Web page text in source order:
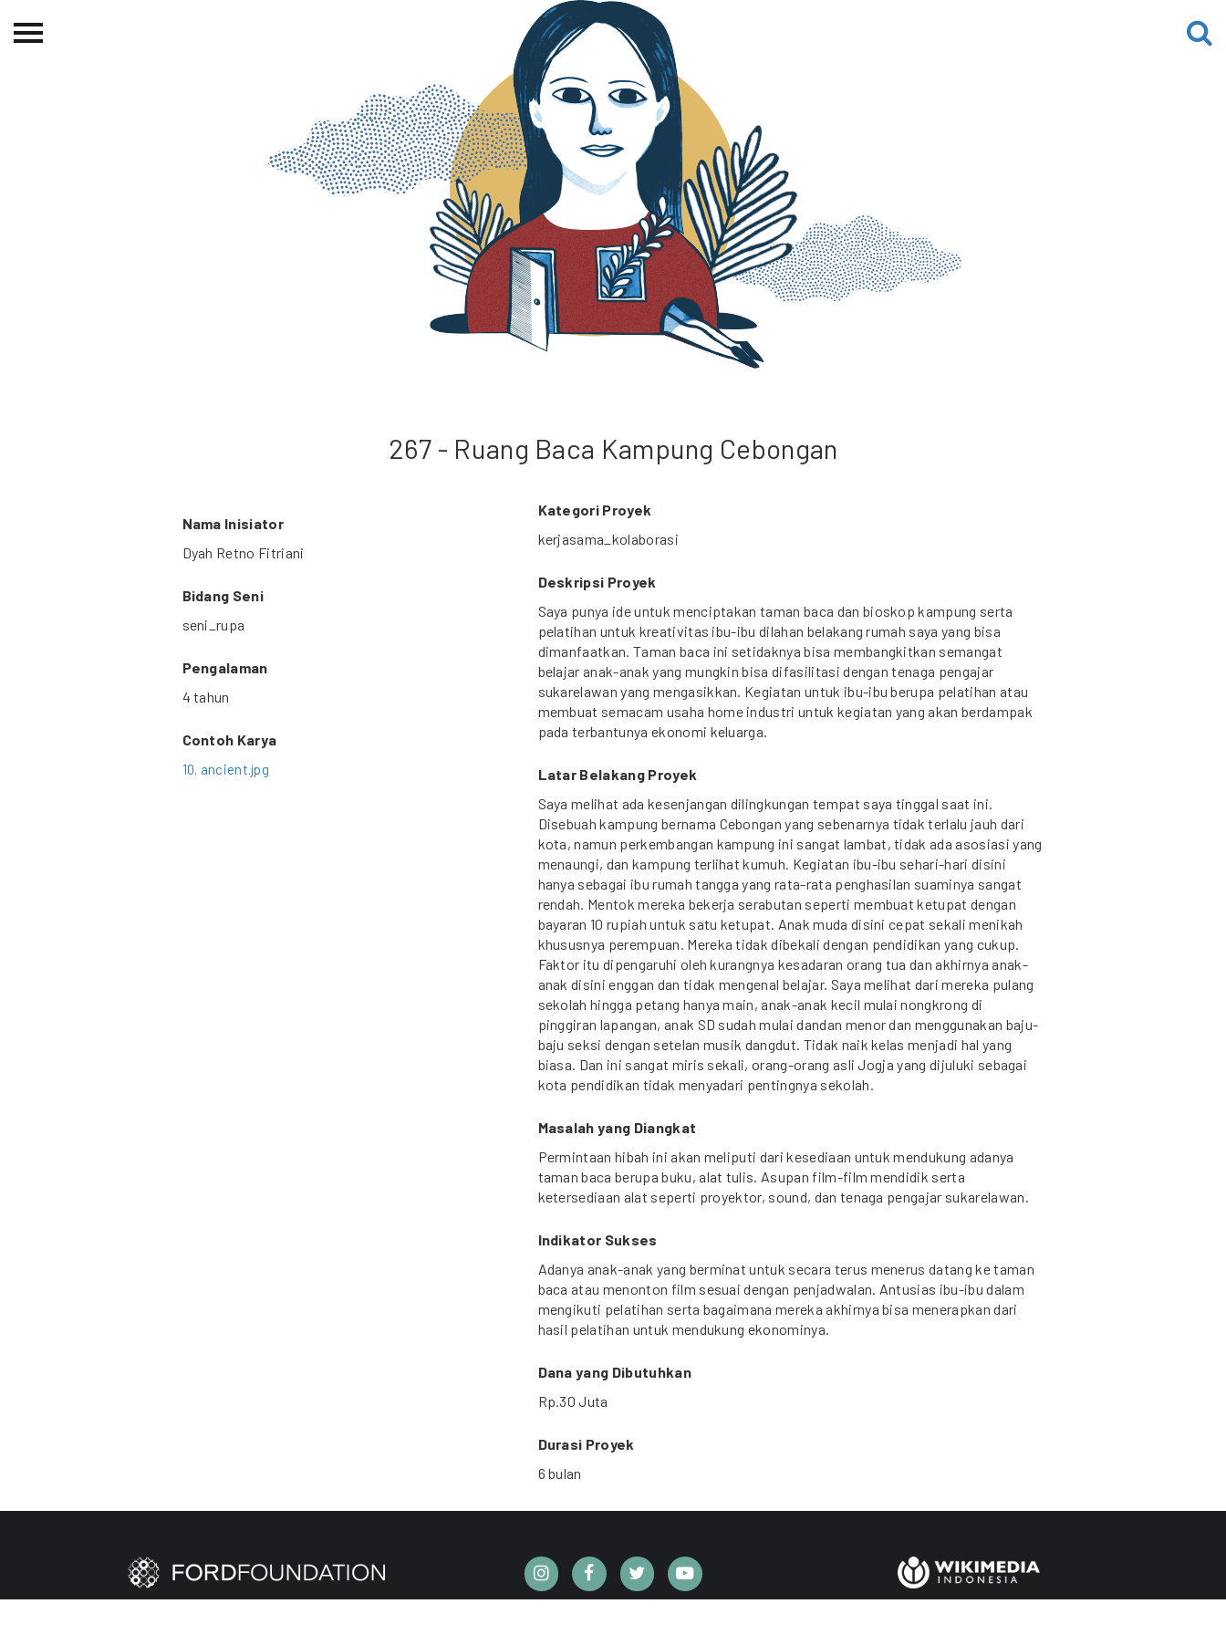
Beranda
267 - Ruang Baca Kampung Cebongan
Nama Inisiator
Dyah Retno Fitriani
Bidang Seni
seni_rupa
Pengalaman
4 tahun
Contoh Karya
10. ancient.jpg
Kategori Proyek
kerjasama_kolaborasi
Deskripsi Proyek
Saya punya ide untuk menciptakan taman baca dan bioskop kampung serta
pelatihan untuk kreativitas ibu-ibu dilahan belakang rumah saya yang bisa
dimanfaatkan. Taman baca ini setidaknya bisa membangkitkan semangat
belajar anak-anak yang mungkin bisa difasilitasi dengan tenaga pengajar
sukarelawan yang mengasikkan. Kegiatan untuk ibu-ibu berupa pelatihan atau
membuat semacam usaha home industri untuk kegiatan yang akan berdampak
pada terbantunya ekonomi keluarga.
Latar Belakang Proyek
Saya melihat ada kesenjangan dilingkungan tempat saya tinggal saat ini.
Disebuah kampung bernama Cebongan yang sebenarnya tidak terlalu jauh dari
kota, namun perkembangan kampung ini sangat lambat, tidak ada asosiasi yang
menaungi, dan kampung terlihat kumuh. Kegiatan ibu-ibu sehari-hari disini
hanya sebagai ibu rumah tangga yang rata-rata penghasilan suaminya sangat
rendah. Mentok mereka bekerja serabutan seperti membuat ketupat dengan
bayaran 10 rupiah untuk satu ketupat. Anak muda disini cepat sekali menikah
khususnya perempuan. Mereka tidak dibekali dengan pendidikan yang cukup.
Faktor itu dipengaruhi oleh kurangnya kesadaran orang tua dan akhirnya anak-
anak disini enggan dan tidak mengenal belajar. Saya melihat dari mereka pulang
sekolah hingga petang hanya main, anak-anak kecil mulai nongkrong di
pinggiran lapangan, anak SD sudah mulai dandan menor dan menggunakan baju-
baju seksi dengan setelan musik dangdut. Tidak naik kelas menjadi hal yang
biasa. Dan ini sangat miris sekali, orang-orang asli Jogja yang dijuluki sebagai
kota pendidikan tidak menyadari pentingnya sekolah.
Masalah yang Diangkat
Permintaan hibah ini akan meliputi dari kesediaan untuk mendukung adanya
taman baca berupa buku, alat tulis. Asupan film-film mendidik serta
ketersediaan alat seperti proyektor, sound, dan tenaga pengajar sukarelawan.
Indikator Sukses
Adanya anak-anak yang berminat untuk secara terus menerus datang ke taman
baca atau menonton film sesuai dengan penjadwalan. Antusias ibu-ibu dalam
mengikuti pelatihan serta bagaimana mereka akhirnya bisa menerapkan dari
hasil pelatihan untuk mendukung ekonominya.
Dana yang Dibutuhkan
Rp.30 Juta
Durasi Proyek
6 bulan